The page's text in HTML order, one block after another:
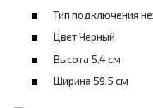
Тип подключения
Цвет Черный
Высота 5.4 см
Ширина 59.5 см